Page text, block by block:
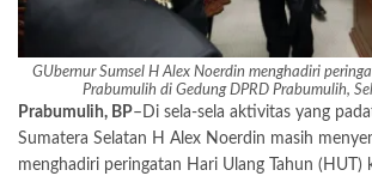
GUbernur Sumsel H Alex Noerdin menghadiri
Prabumulih di Gedung DPRD Prabumulih,
Prabumulih, BP–Di sela-sela aktivitas yang
Sumatera Selatan H Alex Noerdin masih
menghadiri peringatan Hari Ulang Tahun (HUT)